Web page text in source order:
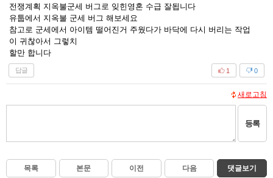
전쟁계획 지옥불군세 버그로 잊힌영혼 수급 잘됩니다
유툽에서 지옥불 군세 버그 해보세요
참고로 군세에서 아이템 떨어진거 주웠다가 바닥에 다시 버리는 작업
이 귀찮아서 그렇치
할만 합니다
답글 0
1
새로고침
등록
목록 본문 이전 다음 댓글보기